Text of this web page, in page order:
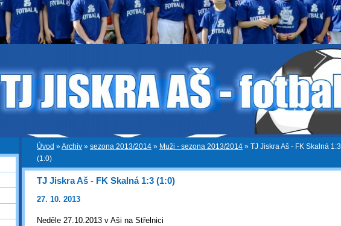
Úvod »Archiv » sezona 2013/2014 » Muži - sezona 2013/2014 » TJ Jiskra Aš - FK Skalná 1:3
(1:0)
TJ Jiskra Aš - FK Skalná 1:3 (1:0)
27. 10. 2013
Neděle 27.10.2013 v Aši na Střelnici